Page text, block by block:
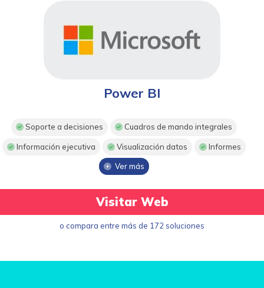
Power BI
Soporte a decisiones Cuadros de mando integrales
Información ejecutiva Visualización datos Informes
Ver más
Visitar Web
o compara entre más de 172 soluciones